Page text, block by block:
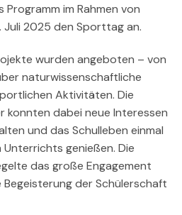
im Rahmen von
2025 den Sporttag an.
wurden angeboten – von
naturwissenschaftliche
Aktivitäten. Die
konnten dabei neue Interessen
und das Schulleben einmal
genießen. Die
das große Engagement
Begeisterung der Schülerschaft